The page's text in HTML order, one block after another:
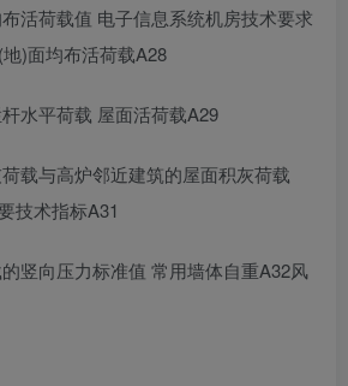
活荷载值 电子信息系统机房技术要求
)面均布活荷载A28
水平荷载 屋面活荷载A29
载与高炉邻近建筑的屋面积灰荷载
技术指标A31
竖向压力标准值 常用墙体自重A32风